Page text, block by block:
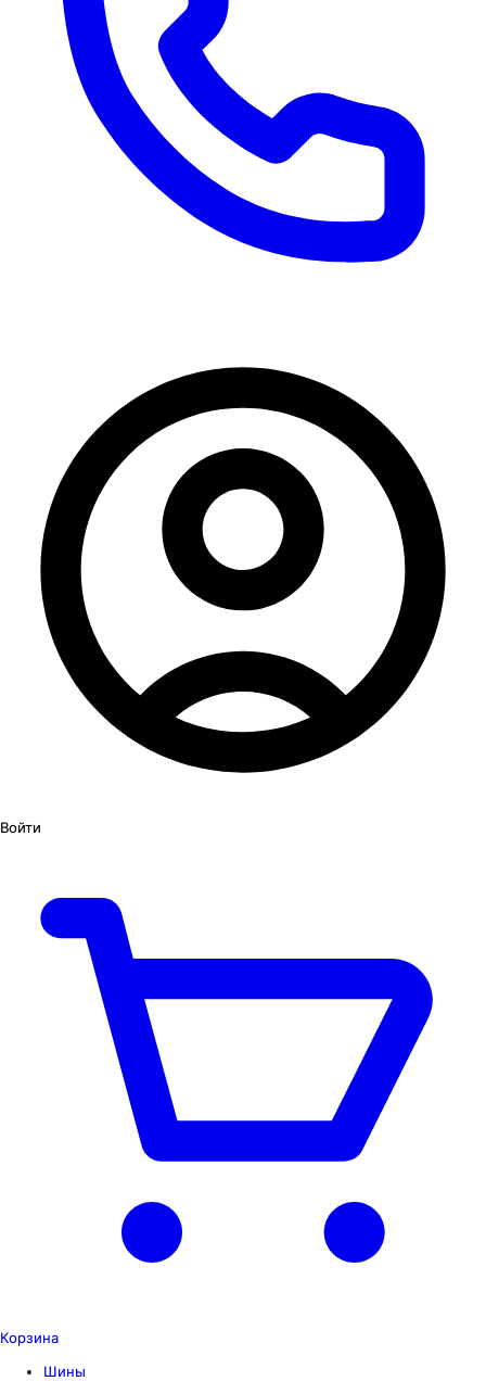
Войти
Корзина
Шины